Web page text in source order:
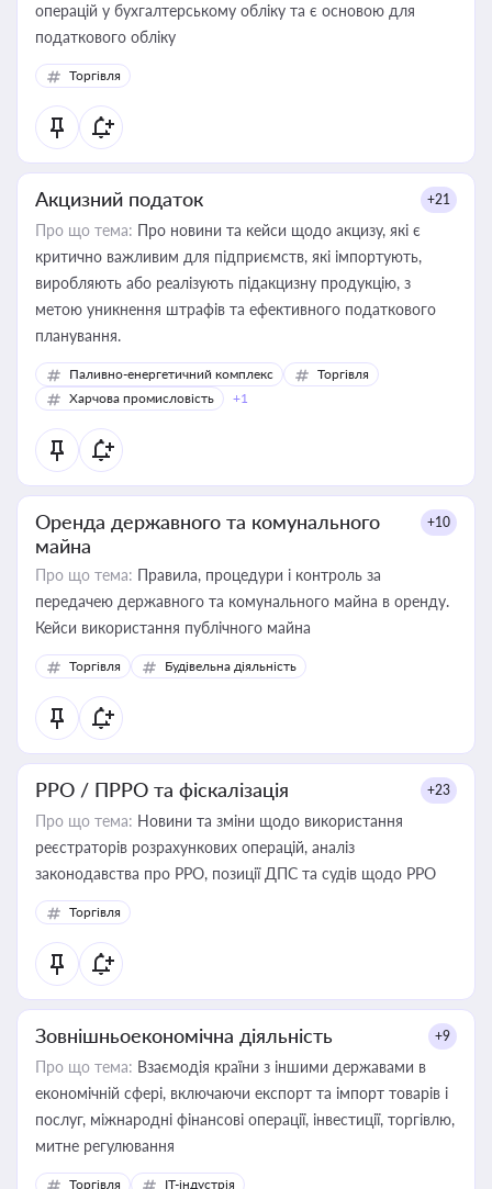
операцій у бухгалтерському обліку та є основою для
податкового обліку
Торгівля
Акцизний податок +21
Про що тема: Про новини та кейси щодо акцизу, які є
критично важливим для підприємств, які імпортують,
виробляють або реалізують підакцизну продукцію, з
метою уникнення штрафів та ефективного податкового
планування.
Паливно-енергетичний комплекс
Торгівля
Харчова промисловість
+1
Оренда державного та комунального
майна
+10
Про що тема: Правила, процедури і контроль за
передачею державного та комунального майна в оренду.
Кейси використання публічного майна
Торгівля Будівельна діяльність
РРО / ПРРО та фіскалізація +23
Про що тема: Новини та зміни щодо використання
реєстраторів розрахункових операцій, аналіз
законодавства про РРО, позиції ДПС та судів щодо РРО
Торгівля
Зовнішньоекономічна діяльність +9
Про що тема: Взаємодія країни з іншими державами в
економічній сфері, включаючи експорт та імпорт товарів і
послуг, міжнародні фінансові операції, інвестиції, торгівлю,
митне регулювання
Торгівля IT-індустрія